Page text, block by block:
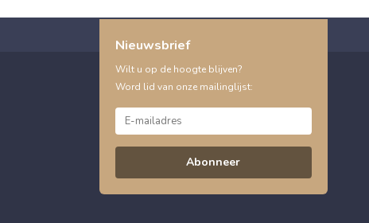
Nieuwsbrief
Wilt u op de hoogte blijven?
Word lid van onze mailinglijst:
Abonneer